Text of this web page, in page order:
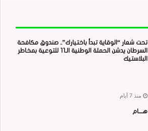
تحت شعار “الوقاية تبدأ باختيارك”.. صندوق مكافحة
السرطان يدشن الحملة الوطنية الـ11 للتوعية بمخاطر
البلاستيك
منذ 7 أيام
هــــام